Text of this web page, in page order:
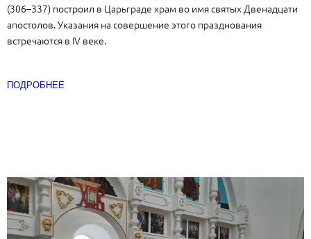
(306–337) построил в Царьграде храм во имя святых Двенадцати
апостолов. Указания на совершение этого празднования
встречаются в IV веке.
ПОДРОБНЕЕ